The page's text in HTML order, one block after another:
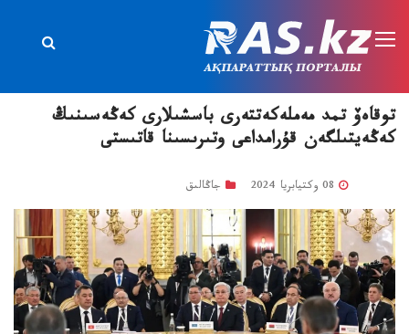
توقاەۆ تمد مەملەكەتتەرى باسشىلارى كەڭەسىنىڭ
كەڭەيتىلگەن قۇرامداعى وتىرىسىنا قاتىستى
جاڭالىق